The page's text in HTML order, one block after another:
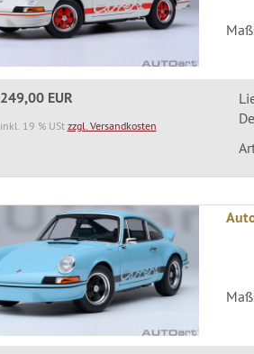
249,00 EUR
inkl. 19 % USt zzgl. Versandkosten